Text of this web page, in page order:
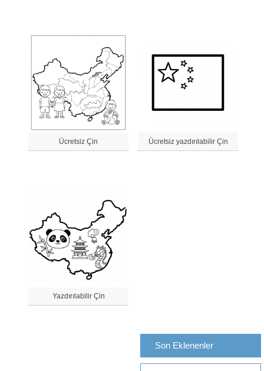
Ücretsiz Çin Ücretsiz yazdırılabilir Çin
Yazdırılabilir Çin
Son Eklenenler